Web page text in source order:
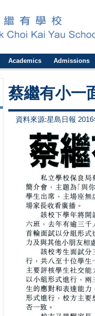
Academics Admissions
蔡繼有小一
資料來源:星島日報